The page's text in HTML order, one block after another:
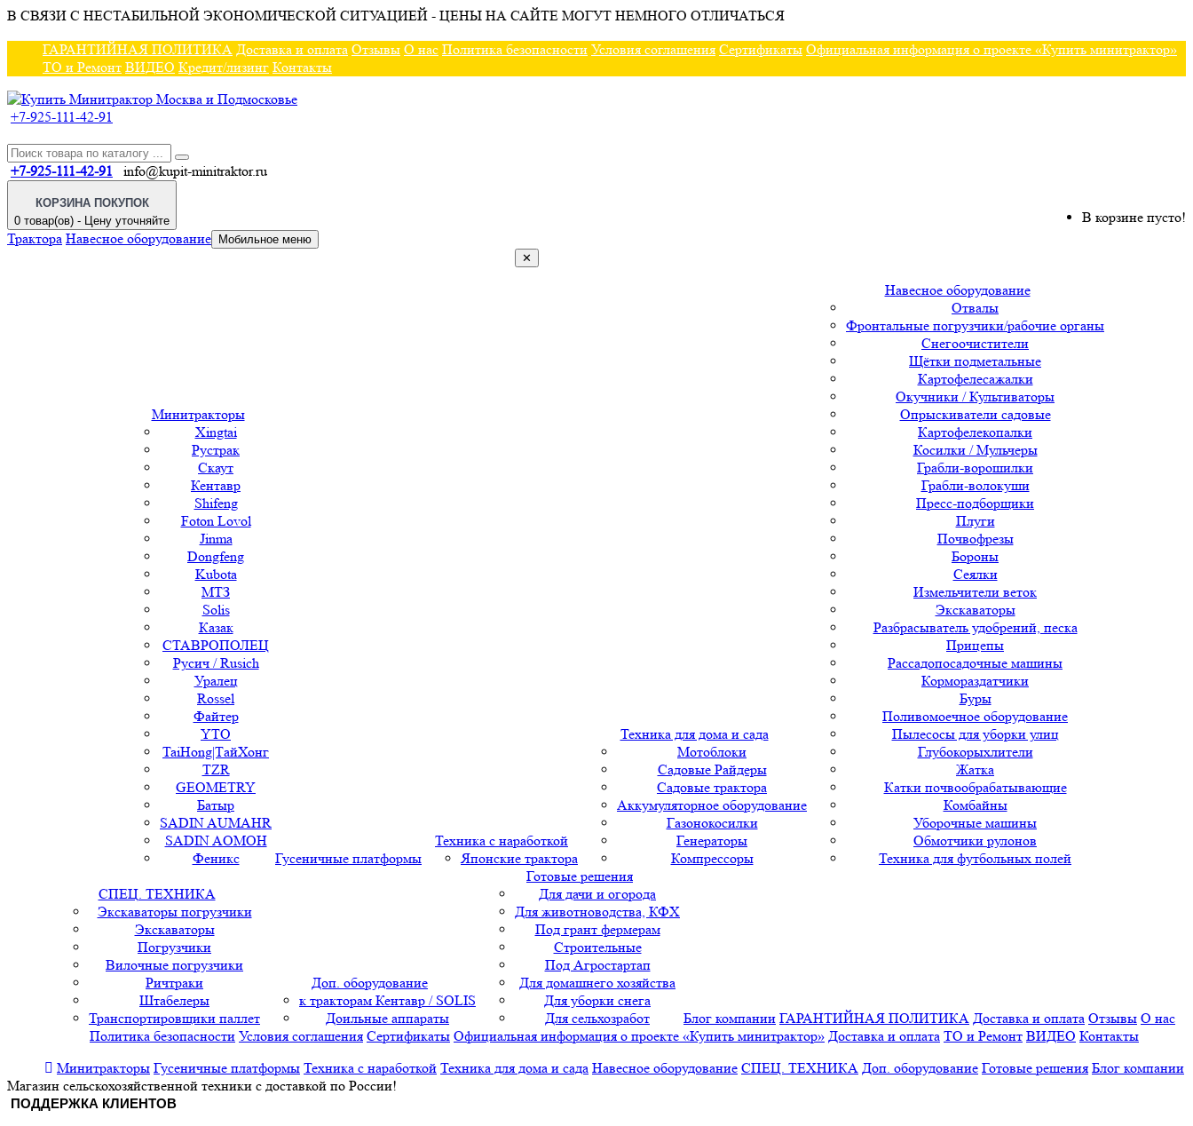
В СВЯЗИ С НЕСТАБИЛЬНОЙ ЭКОНОМИЧЕСКОЙ СИТУАЦИЕЙ - ЦЕНЫ НА САЙТЕ МОГУТ НЕМНОГО ОТЛИЧАТЬСЯ
ГАРАНТИЙНАЯ ПОЛИТИКА Доставка и оплата Отзывы О нас Политика безопасности Условия соглашения Сертификаты Официальная информация о проекте «Купить минитрактор»
ТО и Ремонт ВИДЕО Кредит/лизинг Контакты
+7-925-111-42-91
+7-925-111-42-91 info@kupit-minitraktor.ru
КОРЗИНА ПОКУПОК
0 товар(ов) - Цену уточняйте
В корзине пусто!
Трактора Навесное оборудование
Мобильное меню
✕
Минитракторы
Xingtai
Рустрак
Скаут
Кентавр
Shifeng
Foton Lovol
Jinma
Dongfeng
Kubota
МТЗ
Solis
Казак
СТАВРОПОЛЕЦ
Русич / Rusich
Уралец
Rossel
Файтер
YTO
TaiHong|ТайХонг
TZR
GEOMETRY
Батыр
SADIN AUMAHR
SADIN AOMOH
Феникс
Гусеничные платформы
Техника с наработкой
Японские трактора
Техника для дома и сада
Мотоблоки
Садовые Райдеры
Садовые трактора
Аккумуляторное оборудование
Газонокосилки
Генераторы
Компрессоры
Навесное оборудование
Отвалы
Фронтальные погрузчики/рабочие органы
Снегоочистители
Щётки подметальные
Картофелесажалки
Окучники / Культиваторы
Опрыскиватели садовые
Картофелекопалки
Косилки / Мульчеры
Грабли-ворошилки
Грабли-волокуши
Пресс-подборщики
Плуги
Почвофрезы
Бороны
Сеялки
Измельчители веток
Экскаваторы
Разбрасыватель удобрений, песка
Прицепы
Рассадопосадочные машины
Кормораздатчики
Буры
Поливомоечное оборудование
Пылесосы для уборки улиц
Глубокорыхлители
Жатка
Катки почвообрабатывающие
Комбайны
Уборочные машины
Обмотчики рулонов
Техника для футбольных полей
СПЕЦ. ТЕХНИКА
Экскаваторы погрузчики
Экскаваторы
Погрузчики
Вилочные погрузчики
Ричтраки
Штабелеры
Транспортировщики паллет
Доп. оборудование
к тракторам Кентавр / SOLIS
Доильные аппараты
Готовые решения
Для дачи и огорода
Для животноводства, КФХ
Под грант фермерам
Строительные
Под Агростартап
Для домашнего хозяйства
Для уборки снега
Для сельхозработ
Блог компании ГАРАНТИЙНАЯ ПОЛИТИКА Доставка и оплата Отзывы О нас
Политика безопасности Условия соглашения Сертификаты Официальная информация о проекте «Купить минитрактор» Доставка и оплата ТО и Ремонт ВИДЕО Контакты
Минитракторы Гусеничные платформы Техника с наработкой Техника для дома и сада Навесное оборудование СПЕЦ. ТЕХНИКА Доп. оборудование Готовые решения Блог компании
Магазин сельскохозяйственной техники с доставкой по России!
ПОДДЕРЖКА КЛИЕНТОВ